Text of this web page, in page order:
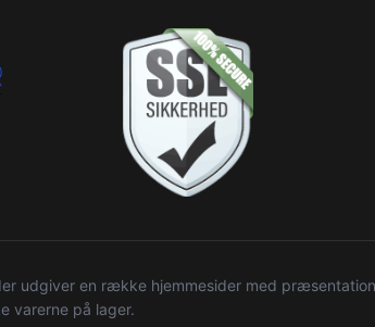
udgiver en række hjemmesider med
varerne på lager.